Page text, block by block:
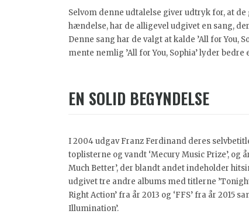
Selvom denne udtalelse giver udtryk for, at
hændelse, har de alligevel udgivet en sang,
Denne sang har de valgt at kalde ’All for You,
mente nemlig ’All for You, Sophia’ lyder bedre
EN SOLID BEGYNDELSE
I 2004 udgav Franz Ferdinand deres
toplisterne og vandt ‘Mecury Music Prize’, og
Much Better’, der blandt andet indeholder
udgivet tre andre albums med titlerne
Right Action’ fra år 2013 og ‘FFS’ fra år 2015
Illumination’.